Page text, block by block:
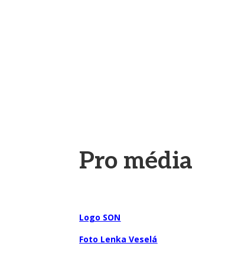
Pro média
Logo SON
Foto Lenka Veselá